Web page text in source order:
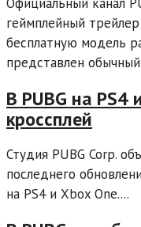
геймплейный
бесплатную модель
представлен
В PUBG на PS4
кроссплей
Студия PUBG Corp.
последнего
на PS4 и Xbox One....